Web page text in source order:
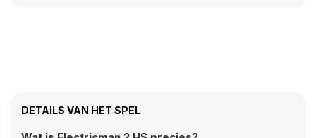
DETAILS VAN HET SPEL